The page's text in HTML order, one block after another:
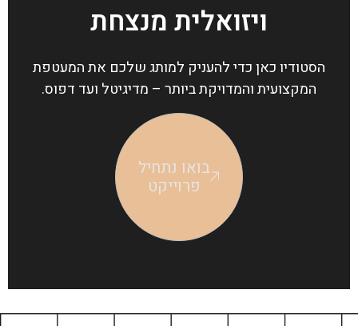
ויזואלית מנצחת
הסטודיו כאן כדי להעניק למותג שלכם את המעטפת
המקצועית והמדויקת ביותר – מדיגיטל ועד דפוס.
בואו נתחיל